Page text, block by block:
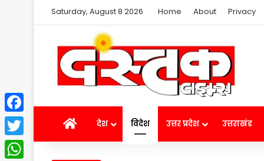
Saturday, August 8 2026 Home About Privacy
Homeदेश विदेश उत्तर प्रदेश उत्तराखंड
Facebook
Twitter